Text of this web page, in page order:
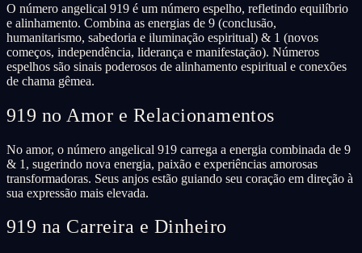
O número angelical 919 é um número espelho, refletindo equilíbrio
e alinhamento. Combina as energias de 9 (conclusão,
humanitarismo, sabedoria e iluminação espiritual) & 1 (novos
começos, independência, liderança e manifestação). Números
espelhos são sinais poderosos de alinhamento espiritual e conexões
de chama gêmea.
919 no Amor e Relacionamentos
No amor, o número angelical 919 carrega a energia combinada de 9
& 1, sugerindo nova energia, paixão e experiências amorosas
transformadoras. Seus anjos estão guiando seu coração em direção à
sua expressão mais elevada.
919 na Carreira e Dinheiro